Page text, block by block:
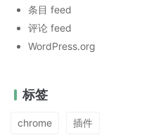
条目 feed
评论 feed
WordPress.org
标签
chrome 插件